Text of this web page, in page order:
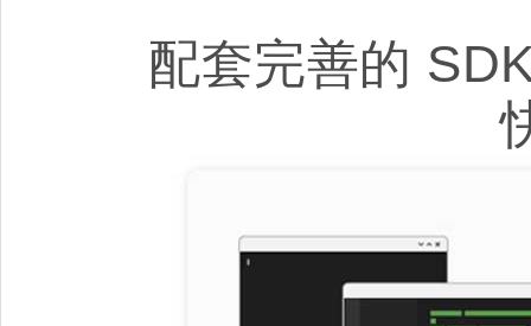
配套完善的